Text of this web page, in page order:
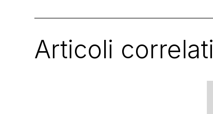
Articoli correlati